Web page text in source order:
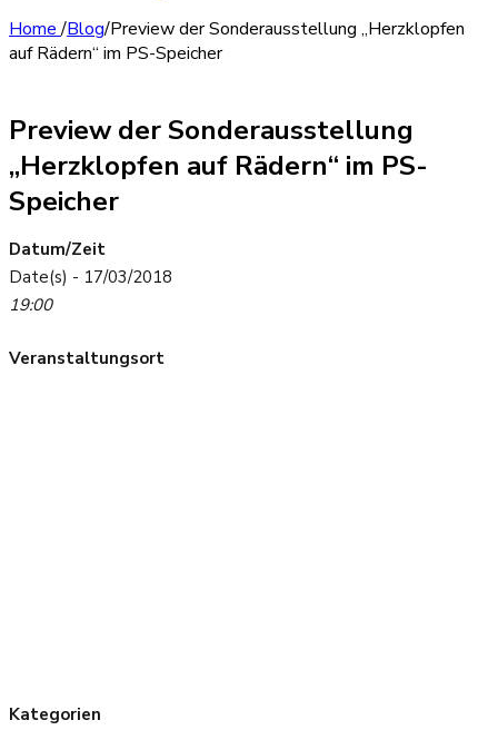
Home/Blog/Preview der Sonderausstellung „Herzklopfen
auf Rädern“ im PS-Speicher
Preview der Sonderausstellung
„Herzklopfen auf Rädern“ im PS-
Speicher
Datum/Zeit
Date(s) - 17/03/2018
19:00
Veranstaltungsort
Kategorien